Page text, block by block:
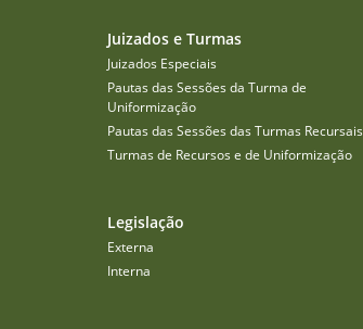
Juizados e Turmas
Juizados Especiais
Pautas das Sessões da Turma de
Uniformização
Pautas das Sessões das Turmas Recursais
Turmas de Recursos e de Uniformização
Legislação
Externa
Interna